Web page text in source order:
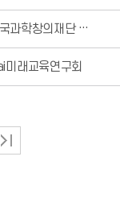
한국과학창의재단 ai융합교육실
미래교육연구회